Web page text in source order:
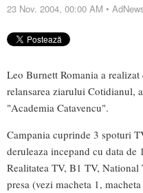
23 Nov. 2004, 00:00 AM •
Leo Burnett Romania a
relansarea ziarului Cotidianul,
"Academia Catavencu".
Campania cuprinde 3 spoturi
deruleaza incepand cu data
Realitatea TV, B1 TV,
presa (vezi macheta 1,